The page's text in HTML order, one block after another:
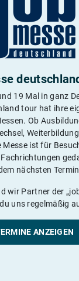
19 Mal in ganz
tour hat ihre
Ob
Messe ist für
nächsten
wir Partner der
uns regelmäßig
ANZEIGEN